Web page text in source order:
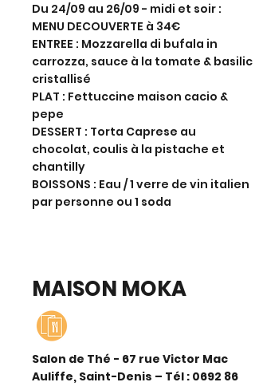
Du 24/09 au 26/09 - midi et soir :
MENU DECOUVERTE à 34€
ENTREE : Mozzarella di bufala in
carrozza, sauce à la tomate & basilic
cristallisé
PLAT : Fettuccine maison cacio &
pepe
DESSERT : Torta Caprese au
chocolat, coulis à la pistache et
chantilly
BOISSONS : Eau / 1 verre de vin italien
par personne ou 1 soda
MAISON MOKA
Salon de Thé - 67 rue Victor Mac
Auliffe, Saint-Denis – Tél : 0692 86